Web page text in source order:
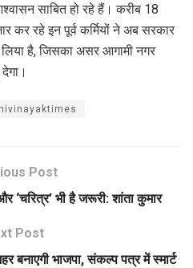
साबित हो रहे हैं। करीब 18
कर रहे इन पूर्व कर्मियों ने अब सरकार
है, जिसका असर आगामी नगर
Post
‘चरित्र’ भी है जरूरी: शांता कुमार
Post
बनाएगी भाजपा, संकल्प पत्र में स्मार्ट